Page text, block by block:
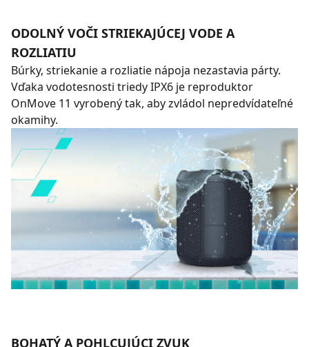
ODOLNÝ VOČI STRIEKAJÚCEJ VODE A
ROZLIATIU
Búrky, striekanie a rozliatie nápoja nezastavia párty.
Vďaka vodotesnosti triedy IPX6 je reproduktor
OnMove 11 vyrobený tak, aby zvládol nepredvídateľné
okamihy.
BOHATÝ A POHLCUJÚCI ZVUK